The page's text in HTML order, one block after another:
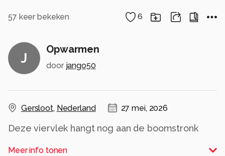
57 keer bekeken 6
J
Opwarmen
door jango50
Gersloot, Nederland 27 mei, 2026
Deze viervlek hangt nog aan de boomstronk
Alle rechten voorbehouden
Meer info tonen